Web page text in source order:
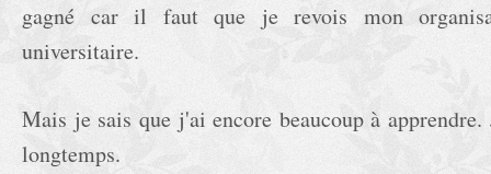
gagné car il faut que je revois mon
universitaire.
Mais je sais que j'ai encore beaucoup à apprendre.
longtemps.